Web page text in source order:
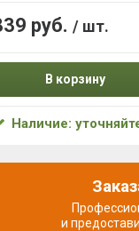
руб. / шт.
В корзину
Наличие:
и